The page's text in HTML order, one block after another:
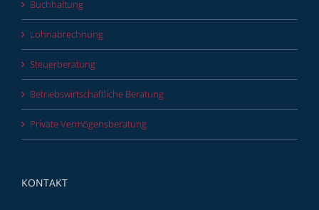
Buchhaltung
Lohnabrechnung
Steuerberatung
Betriebswirtschaftliche Beratung
Private Vermögensberatung
KONTAKT